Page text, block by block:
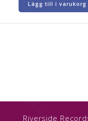
Lägg till i varukorg
Riverside